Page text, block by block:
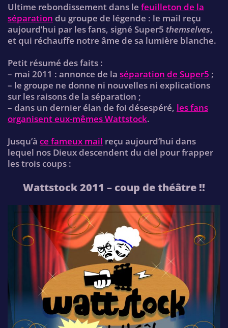
Ultime rebondissement dans le feuilleton de la
séparation du groupe de légende : le mail reçu
aujourd’hui par les fans, signé Super5 themselves,
et qui réchauffe notre âme de sa lumière blanche.
Petit résumé des faits :
– mai 2011 : annonce de la séparation de Super5 ;
– le groupe ne donne ni nouvelles ni explications
sur les raisons de la séparation ;
– dans un dernier élan de foi désespéré, les fans
organisent eux-mêmes Wattstock.
Jusqu’à ce fameux mail reçu aujourd’hui dans
lequel nos Dieux descendent du ciel pour frapper
les trois coups :
Wattstock 2011 – coup de théâtre !!